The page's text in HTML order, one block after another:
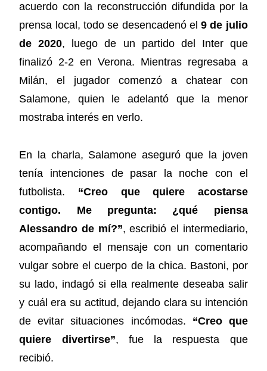
acuerdo con la reconstrucción difundida por la
prensa local, todo se desencadenó el9 de julio
de 2020, luego de un partido del Inter que
finalizó 2-2 en Verona. Mientras regresaba a
Milán, el jugador comenzó a chatear con
Salamone, quien le adelantó que la menor
mostraba interés en verlo.
En la charla, Salamone aseguró que la joven
tenía intenciones de pasar la noche con el
futbolista. “Creo que quiere acostarse
contigo. Me pregunta: ¿qué piensa
Alessandro de mí?”, escribió el intermediario,
acompañando el mensaje con un comentario
vulgar sobre el cuerpo de la chica. Bastoni, por
su lado, indagó si ella realmente deseaba salir
y cuál era su actitud, dejando clara su intención
de evitar situaciones incómodas. “Creo que
quiere divertirse”, fue la respuesta que
recibió.